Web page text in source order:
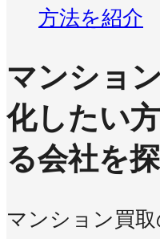
方法を紹介
マンショ
化したい方
る会社を
マンション買